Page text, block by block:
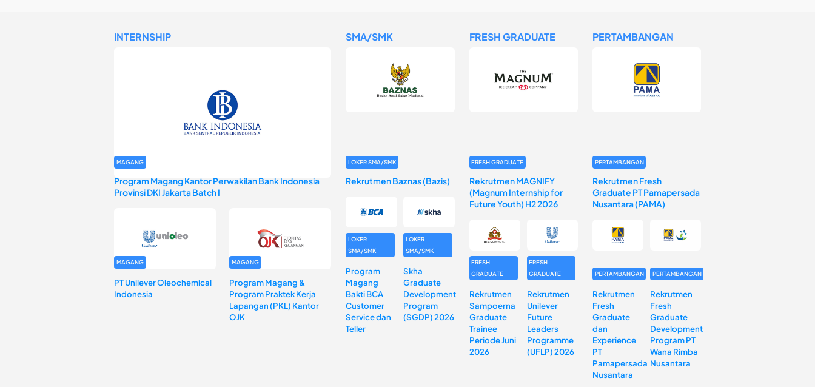
INTERNSHIP
MAGANG
Program Magang Kantor Perwakilan Bank Indonesia
Provinsi DKI Jakarta Batch I
MAGANG
PT Unilever Oleochemical
Indonesia
MAGANG
Program Magang &
Program Praktek Kerja
Lapangan (PKL) Kantor
OJK
SMA/SMK
LOKER SMA/SMK
Rekrutmen Baznas (Bazis)
LOKER
SMA/SMK
Program
Magang
Bakti BCA
Customer
Service dan
Teller
LOKER
SMA/SMK
Skha
Graduate
Development
Program
(SGDP) 2026
FRESH GRADUATE
FRESH GRADUATE
Rekrutmen MAGNIFY
(Magnum Internship for
Future Youth) H2 2026
FRESH
GRADUATE
Rekrutmen
Sampoerna
Graduate
Trainee
Periode Juni
2026
FRESH
GRADUATE
Rekrutmen
Unilever
Future
Leaders
Programme
(UFLP) 2026
PERTAMBANGAN
PERTAMBANGAN
Rekrutmen Fresh
Graduate PT Pamapersada
Nusantara (PAMA)
PERTAMBANGAN
Rekrutmen
Fresh
Graduate
dan
Experience
PT
Pamapersada
Nusantara
PERTAMBANGAN
Rekrutmen
Fresh
Graduate
Development
Program PT
Wana Rimba
Nusantara